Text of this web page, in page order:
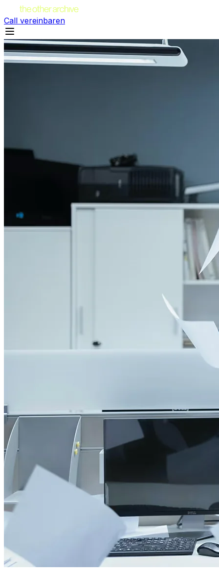
Call vereinbaren